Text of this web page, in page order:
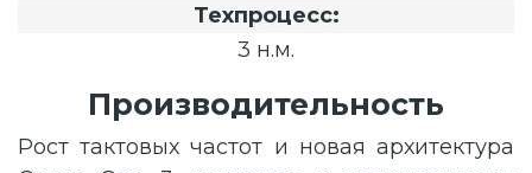
Техпроцесс:
3 н.м.
Производительность
Рост тактовых частот и новая архитектура